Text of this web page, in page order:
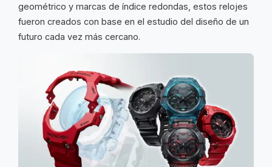
geométrico y marcas de índice redondas, estos relojes
fueron creados con base en el estudio del diseño de un
futuro cada vez más cercano.